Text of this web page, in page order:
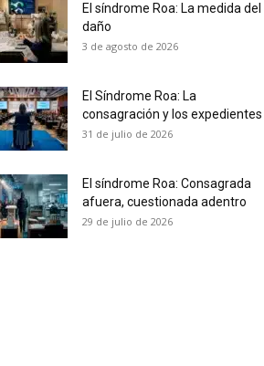
y recibe todas las
daños en tu correo
receive all the news
in your email.
El síndrome Roa: La medida del
daño
3 de agosto de 2026
El Síndrome Roa: La
consagración y los expedientes
31 de julio de 2026
El síndrome Roa: Consagrada
afuera, cuestionada adentro
29 de julio de 2026